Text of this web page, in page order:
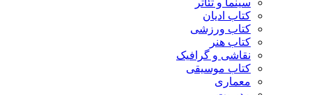
سینما و تئاتر
کتاب ادیان
کتاب ورزشی
کتاب هنر
نقاشی و گرافیک
کتاب موسیقی
معماری